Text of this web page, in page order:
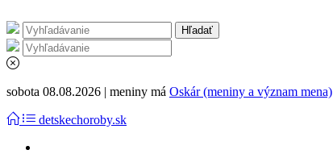
sobota 08.08.2026 | meniny má Oskár (meniny a význam mena)
detskechoroby.sk